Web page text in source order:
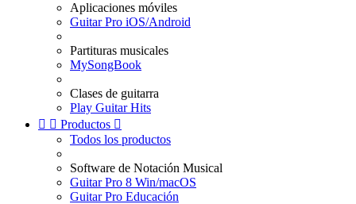
Aplicaciones móviles
Guitar Pro iOS/Android
Partituras musicales
MySongBook
Clases de guitarra
Play Guitar Hits
  Productos 
Todos los productos
Software de Notación Musical
Guitar Pro 8 Win/macOS
Guitar Pro Educación